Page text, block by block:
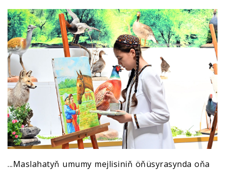
...Maslahatyň umumy mejlisiniň öňüsyrasynda oňa